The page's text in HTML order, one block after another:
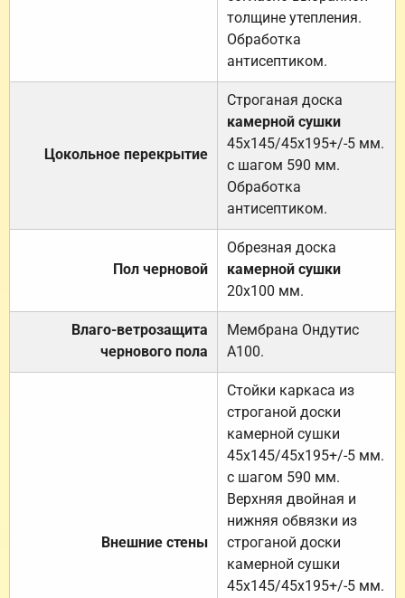
толщине утепления.
Обработка
антисептиком.
Цокольное перекрытие
Строганая доска
камерной сушки
45х145/45х195+/-5 мм.
с шагом 590 мм.
Обработка
антисептиком.
Пол черновой
Обрезная доска
камерной сушки
20х100 мм.
Влаго-ветрозащита
чернового пола
Мембрана Ондутис
А100.
Внешние стены
Стойки каркаса из
строганой доски
камерной сушки
45х145/45х195+/-5 мм.
с шагом 590 мм.
Верхняя двойная и
нижняя обвязки из
строганой доски
камерной сушки
45х145/45х195+/-5 мм.